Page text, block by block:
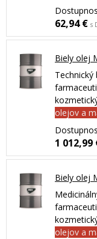
62,94 € s
Biely olej
olejov a
1 012,99
Biely olej
olejov a